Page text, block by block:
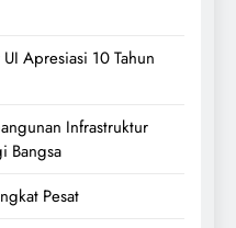
Apresiasi 10 Tahun
Infrastruktur
Bangsa
Pesat